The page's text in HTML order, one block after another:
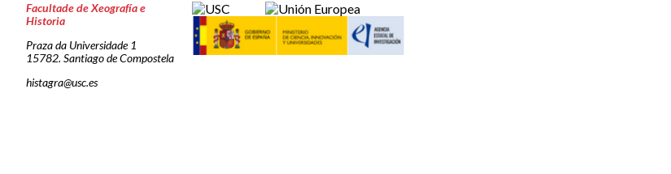
Facultade de Xeografía e
Historia
Praza da Universidade 1
15782. Santiago de Compostela
histagra@usc.es